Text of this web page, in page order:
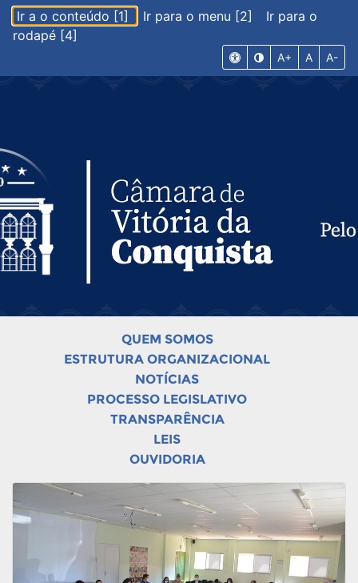
Ir a o conteúdo [1] Ir para o menu [2]
Ir para o
rodapé [4]
A+ A A-
QUEM SOMOS
ESTRUTURA ORGANIZACIONAL
NOTÍCIAS
PROCESSO LEGISLATIVO
TRANSPARÊNCIA
LEIS
OUVIDORIA